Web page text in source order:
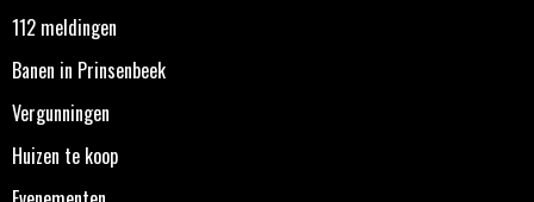
112 meldingen
Banen in Prinsenbeek
Vergunningen
Huizen te koop